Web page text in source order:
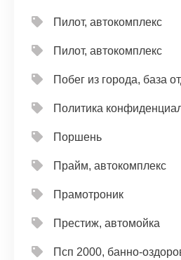
Пилот, автокомплекс
Пилот, автокомплекс
Побег из города, база
Политика
Поршень
Прайм, автокомплекс
Прамотроник
Престиж, автомойка
Псп 2000, банно-